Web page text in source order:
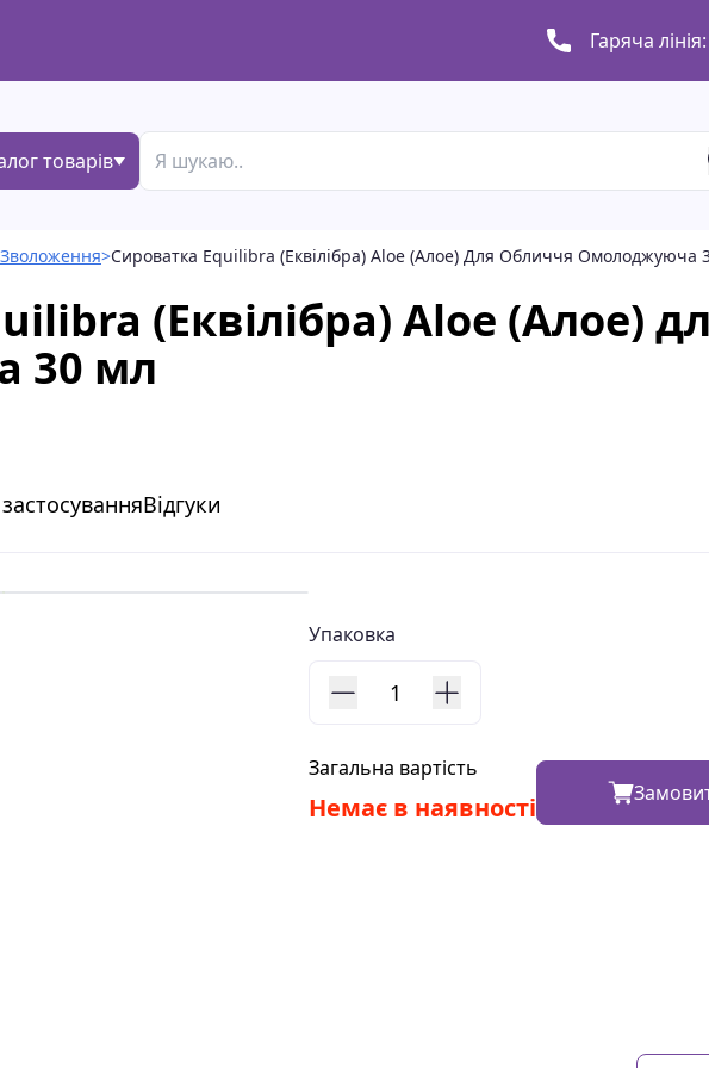
Гаряча лінія:
товарів
Зволоження>Сироватка Equilibra (Еквілібра) Aloe (Алое) Для Обличчя Омолоджуюча
(Еквілібра) Aloe (Алое)
30 мл
Відгуки
Упаковка
1
Загальна вартість
Немає в наявності